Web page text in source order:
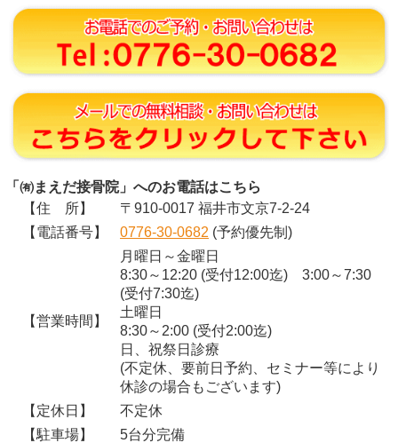
「㈲まえだ接骨院」へのお電話はこちら
【住 所】
〒910-0017 福井市文京7-2-24
【電話番号】
0776-30-0682 (予約優先制)
【営業時間】
月曜日～金曜日
8:30～12:20 (受付12:00迄) 3:00～7:30
(受付7:30迄)
土曜日
8:30～2:00 (受付2:00迄)
日、祝祭日診療
(不定休、要前日予約、セミナー等により
休診の場合もございます)
【定休日】
不定休
【駐車場】
5台分完備